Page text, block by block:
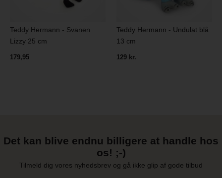
Teddy Hermann - Svanen
Lizzy 25 cm
179,95
Teddy Hermann - Undulat blå
13 cm
129 kr.
Det kan blive endnu billigere at handle hos
os! ;-)
Tilmeld dig vores nyhedsbrev og gå ikke glip af gode tilbud